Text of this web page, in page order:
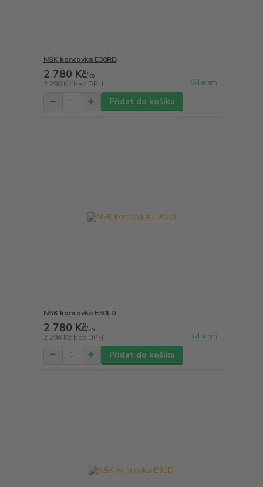
NSK koncovka E30RD
2 780 Kč/ks
2 298 Kč bez DPH Skladem
Přidat do košíku
NSK koncovka E30LD
2 780 Kč/ks
2 298 Kč bez DPH skladem
Přidat do košíku